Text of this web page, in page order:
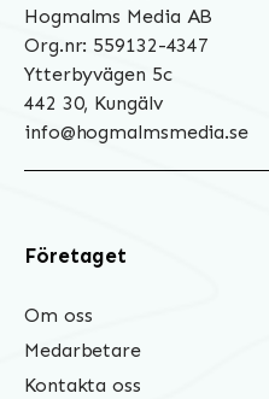
Hogmalms Media AB
Org.nr: 559132-4347
Ytterbyvägen 5c
442 30, Kungälv
info@hogmalmsmedia.se
Företaget
Om oss
Medarbetare
Kontakta oss